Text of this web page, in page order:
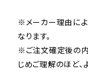
※メーカー理由に
なります。
※ご注文確定後の
じめご理解のほど、